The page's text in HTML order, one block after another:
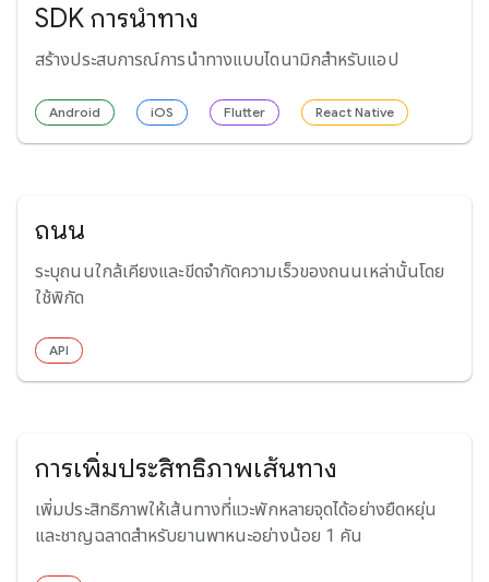
SDK การนำทาง
สร้างประสบการณ์การนำทางแบบไดนามิกสำหรับแอป
Android iOS Flutter React Native
ถนน
ระบุถนนใกล้เคียงและขีดจำกัดความเร็วของถนนเหล่านั้นโดย
ใช้พิกัด
API
การเพิ่มประสิทธิภาพเส้นทาง
เพิ่มประสิทธิภาพให้เส้นทางที่แวะพักหลายจุดได้อย่างยืดหยุ่น
และชาญฉลาดสำหรับยานพาหนะอย่างน้อย 1 คัน